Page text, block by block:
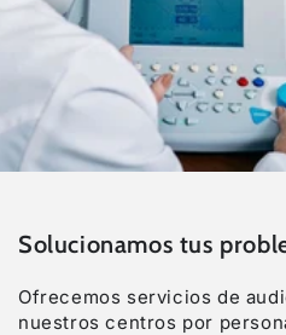
Solucionamos tus
Ofrecemos servicios de
nuestros centros por